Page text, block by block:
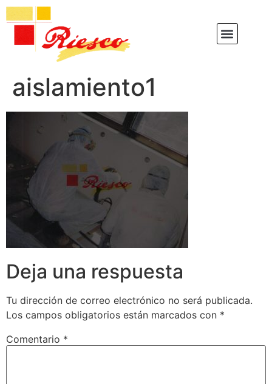
aislamiento1
Deja una respuesta
Tu dirección de correo electrónico no será publicada.
Los campos obligatorios están marcados con *
Comentario *